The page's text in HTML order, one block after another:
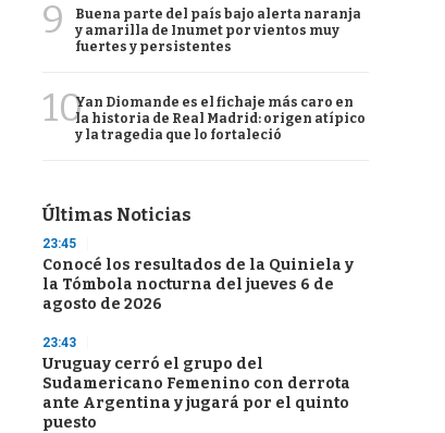
9
Buena parte del país bajo alerta naranja
y amarilla de Inumet por vientos muy
fuertes y persistentes
10Yan Diomande es el fichaje más caro en
la historia de Real Madrid: origen atípico
y la tragedia que lo fortaleció
Últimas Noticias
23:45
Conocé los resultados de la Quiniela y
la Tómbola nocturna del jueves 6 de
agosto de 2026
23:43
Uruguay cerró el grupo del
Sudamericano Femenino con derrota
ante Argentina y jugará por el quinto
puesto